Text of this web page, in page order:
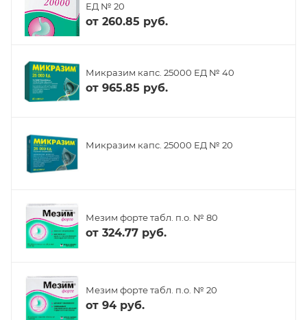
ЕД № 20
от 260.85 руб.
Микразим капс. 25000 ЕД № 40
от 965.85 руб.
Микразим капс. 25000 ЕД № 20
Мезим форте табл. п.о. № 80
от 324.77 руб.
Мезим форте табл. п.о. № 20
от 94 руб.